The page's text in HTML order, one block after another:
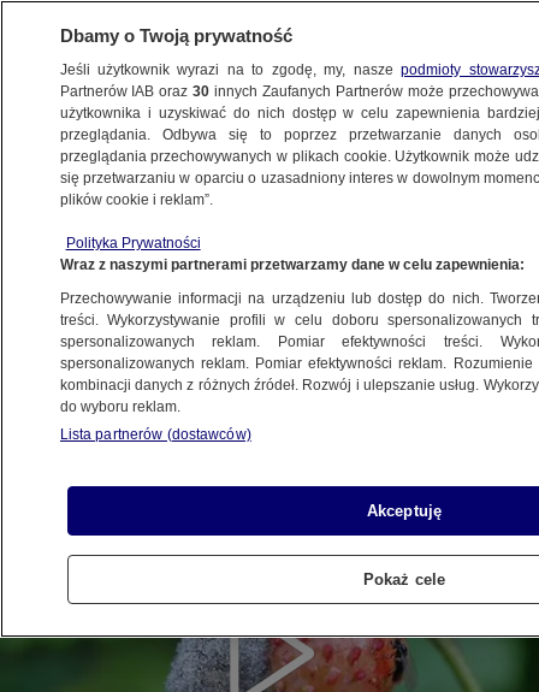
METEO
NAUKA
na różne sposoby. "Zachowuje się trochę
po ludzku"
Agnieszka Stradecka
21.05.2026, 14:46
Posłuchaj artykułu
Dbamy o Twoją prywatność
Jeśli użytkownik wyrazi na to zgodę, my, naszepodmioty
Partnerów IAB oraz30 innych Zaufanych Partnerów może
użytkownika i uzyskiwać do nich dostęp w celu zapewnienia
przeglądania. Odbywa się to poprzez przetwarzanie danych
przeglądania przechowywanych w plikach cookie. Użytkownik może
się przetwarzaniu w oparciu o uzasadniony interes w dowolnym
plików cookie i reklam”.
Polityka Prywatności
Wraz z naszymi partnerami przetwarzamy dane w celu zapewnienia:
Przechowywanie informacji na urządzeniu lub dostęp do nich.
treści. Wykorzystywanie profili w celu doboru spersonalizowanych
spersonalizowanych reklam. Pomiar efektywności treści.
spersonalizowanych reklam. Pomiar efektywności reklam.
kombinacji danych z różnych źródeł. Rozwój i ulepszanie usług.
do wyboru reklam.
Lista partnerów (dostawców)
Akceptuję
Pokaż cele